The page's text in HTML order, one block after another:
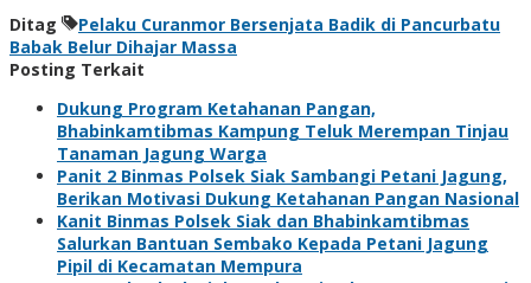
Ditag
Pelaku Curanmor Bersenjata Badik di Pancurbatu
Babak Belur Dihajar Massa
Posting Terkait
Dukung Program Ketahanan Pangan,
Bhabinkamtibmas Kampung Teluk Merempan Tinjau
Tanaman Jagung Warga
Panit 2 Binmas Polsek Siak Sambangi Petani Jagung,
Berikan Motivasi Dukung Ketahanan Pangan Nasional
Kanit Binmas Polsek Siak dan Bhabinkamtibmas
Salurkan Bantuan Sembako Kepada Petani Jagung
Pipil di Kecamatan Mempura